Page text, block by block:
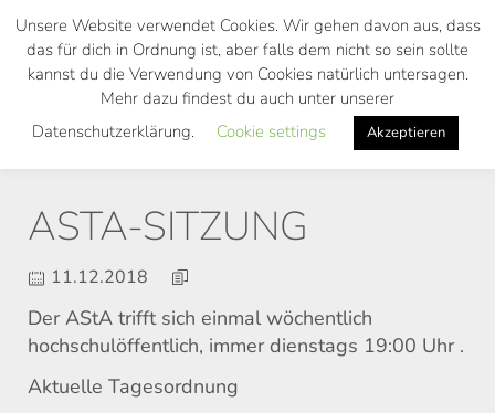
Skip
main
ASTA-SITZUNG
11.12.2018
Der AStA trifft sich einmal wöchentlich
hochschulöffentlich, immer dienstags 19:00 Uhr .
Aktuelle Tagesordnung
Unsere Website verwendet Cookies. Wir gehen davon aus, dass
das für dich in Ordnung ist, aber falls dem nicht so sein sollte
kannst du die Verwendung von Cookies natürlich untersagen.
Mehr dazu findest du auch unter unserer
Datenschutzerklärung.
Cookie settings Akzeptieren